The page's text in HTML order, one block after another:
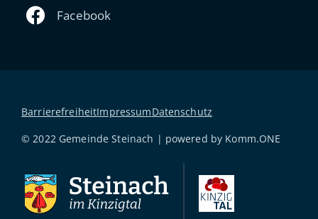
BarrierefreiheitImpressumDatenschutz
© 2022 Gemeinde Steinach | powered by Komm.ONE